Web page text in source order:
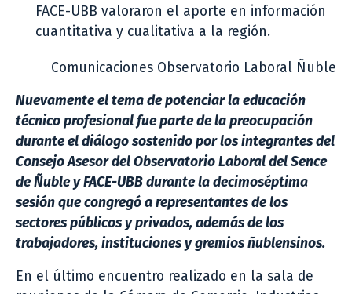
FACE-UBB valoraron el aporte en información
cuantitativa y cualitativa a la región.
Comunicaciones Observatorio Laboral Ñuble
Nuevamente el tema de potenciar la educación
técnico profesional fue parte de la preocupación
durante el diálogo sostenido por los integrantes del
Consejo Asesor del Observatorio Laboral del Sence
de Ñuble y FACE-UBB durante la decimoséptima
sesión que congregó a representantes de los
sectores públicos y privados, además de los
trabajadores, instituciones y gremios ñublensinos.
En el último encuentro realizado en la sala de